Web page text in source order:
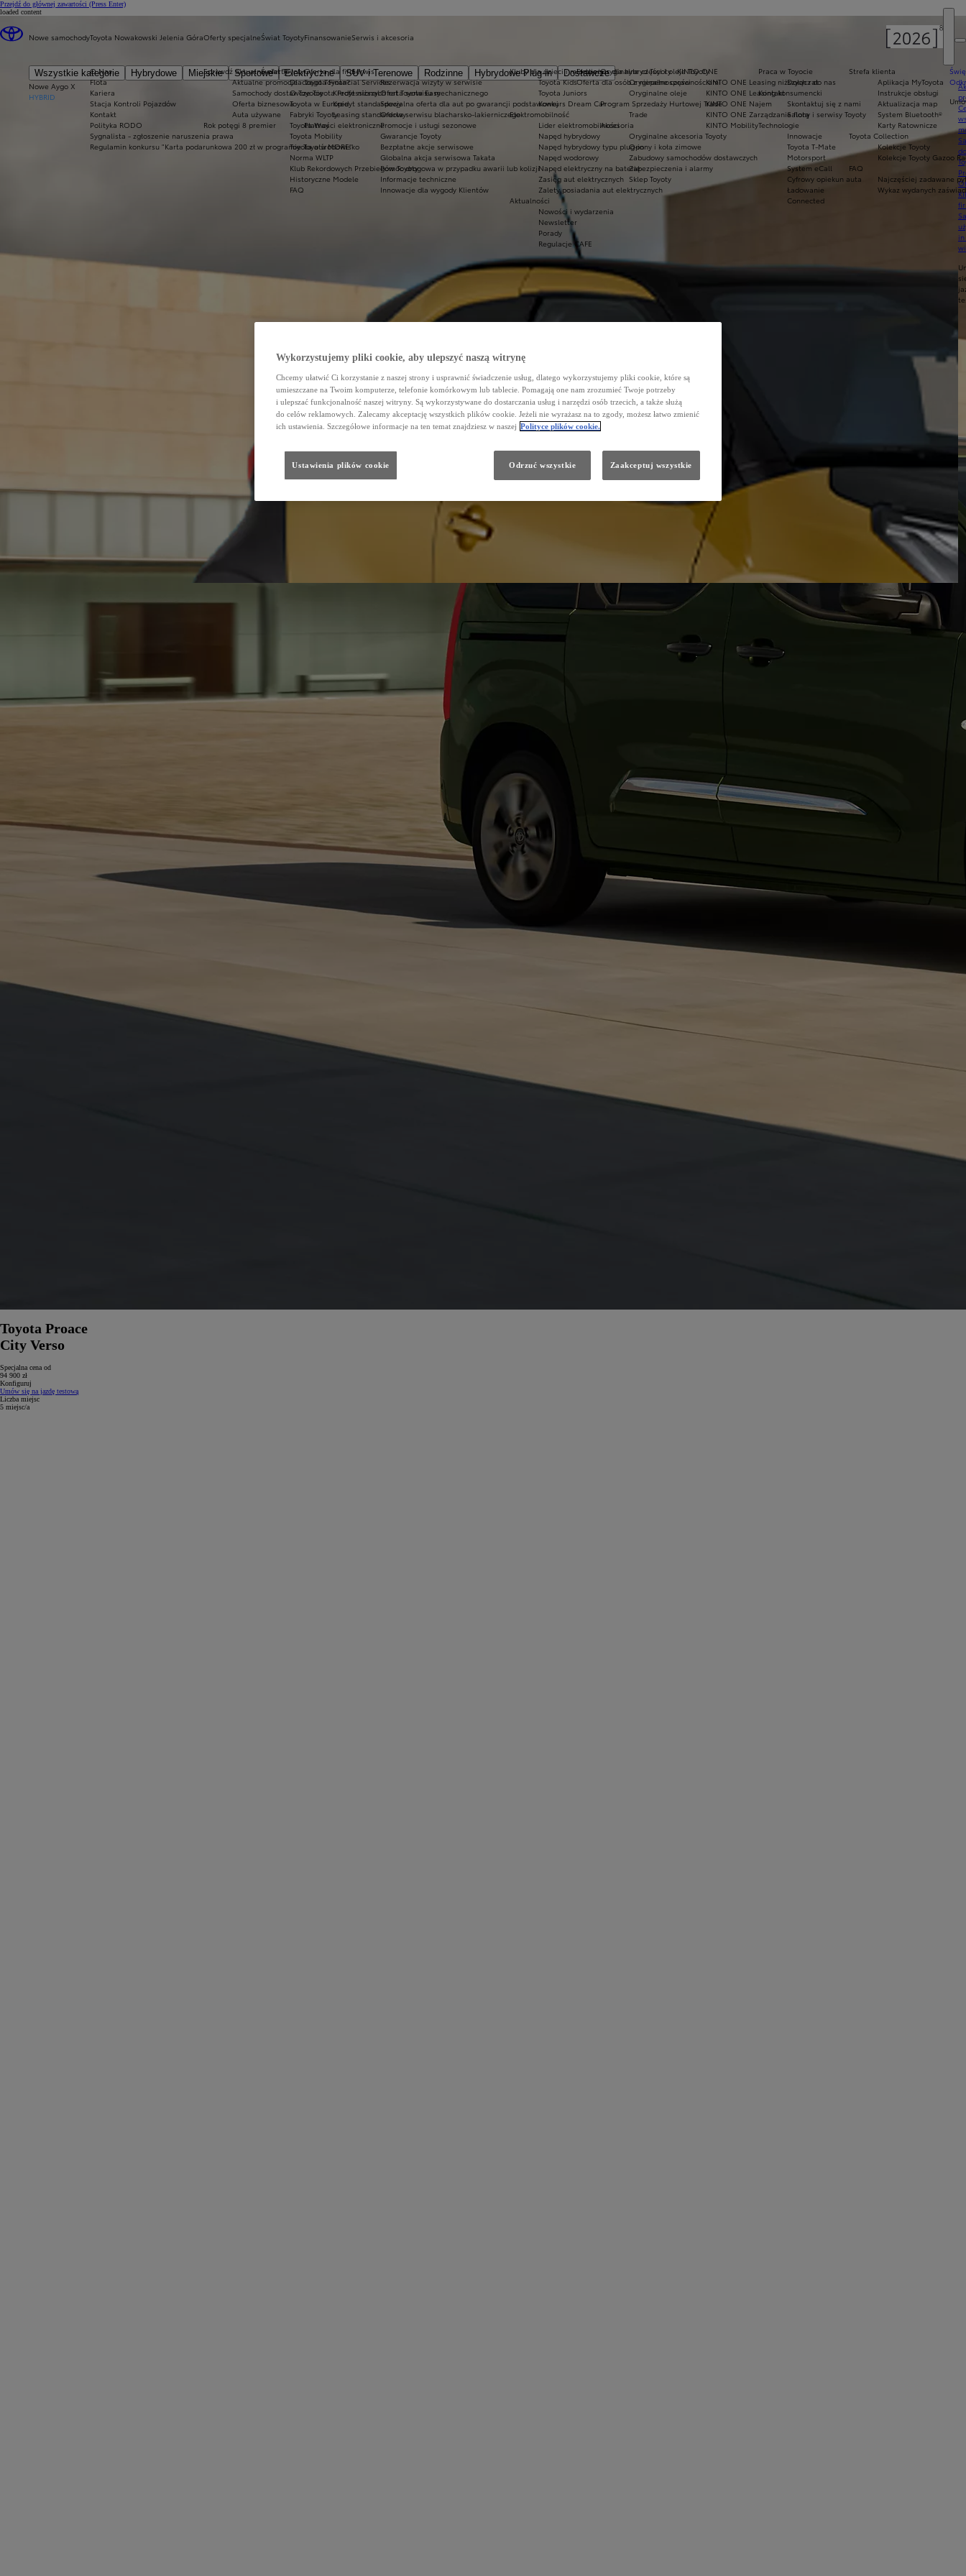
Przejdź do głównej zawartości (Press Enter)
Nowe samochody
Wszystkie kategorie Hybrydowe Miejskie Sportowe Elektryczne SUV i Terenowe Rodzinne Hybrydowe Plug-in
Dostawcze
Nowe Aygo X
HYBRID
Toyota Nowakowski Jelenia Góra
O Nas
Flota
Kariera
Stacja Kontroli Pojazdów
Kontakt
Polityka RODO
Sygnalista - zgłoszenie naruszenia prawa
Regulamin konkursu "Karta podarunkowa 200 zł w programie Toyota MORE"
Oferty specjalne
Sprawdź aktualne oferty
Aktualne promocje
Samochody dostawcze Toyota Professional
Oferta biznesowa
Auta używane
Rok potęgi 8 premier
Ekobonus dla hybryd Toyoty
Oferta dla osób z niepełnosprawnościami
Świat Toyoty
Świat Toyoty
Dlaczego Toyota?
O Toyocie
Toyota w Europie
Fabryki Toyoty
Toyota Way
Toyota Mobility
Toyota a środowisko
Norma WLTP
Klub Rekordowych Przebiegów Toyoty
Historyczne Modele
FAQ
Kluby dla dzieci i młodzieży
Toyota Kids
Toyota Juniors
Konkurs Dream Car
Elektromobilność
Lider elektromobilności
Napęd hybrydowy
Napęd hybrydowy typu plug-in
Napęd wodorowy
Napęd elektryczny na baterię
Zasięg aut elektrycznych
Zalety posiadania aut elektrycznych
Aktualności
Nowości i wydarzenia
Newsletter
Porady
Regulacje CAFE
Praca w Toyocie
Dołącz do nas
Kontakt
Skontaktuj się z nami
Salony i serwisy Toyoty
Technologie
Innowacje
Toyota T-Mate
Motorsport
System eCall
Cyfrowy opiekun auta
Ładowanie
Connected
Finansowanie
Oferta dla firm
Toyota Financial Services
Kredyt niższych rat Toyota Easy
Kredyt standardowy
Leasing standardowy
Płatności elektroniczne
KINTO ONE
KINTO ONE Leasing niższych rat
KINTO ONE Leasing konsumencki
KINTO ONE Najem
KINTO ONE Zarządzanie flotą
KINTO Mobility
Serwis i akcesoria
Serwis
Rezerwacja wizyty w serwisie
Oferta serwisu mechanicznego
Specjalna oferta dla aut po gwarancji podstawowej
Oferta serwisu blacharsko-lakierniczego
Promocje i usługi sezonowe
Gwarancje Toyoty
Bezpłatne akcje serwisowe
Globalna akcja serwisowa Takata
Pomoc drogowa w przypadku awarii lub kolizji
Informacje techniczne
Innowacje dla wygody Klientów
Oryginalne części i oleje Toyoty
Oryginalne części
Oryginalne oleje
Program Sprzedaży Hurtowej Trade
Trade
Akcesoria
Oryginalne akcesoria Toyoty
Opony i koła zimowe
Zabudowy samochodów dostawczych
Zabezpieczenia i alarmy
Sklep Toyoty
Strefa klienta
Aplikacja MyToyota
Instrukcje obsługi
Aktualizacja map
System Bluetooth®
Karty Ratownicze
Toyota Collection
Kolekcje Toyoty
Kolekcje Toyoty Gazoo
FAQ
Najczęściej zadawane
Wykaz wydanych
loaded content
Toyota Proace
City Verso
Specjalna cena od
94 900 zł
Konfiguruj
Umów się na jazdę testową
Liczba miejsc
5 miejsc/a
Wykorzystujemy pliki cookie, aby ulepszyć naszą witrynę
Chcemy ułatwić Ci korzystanie z naszej strony i usprawnić świadczenie usług, dlatego wykorzystujemy pliki cookie, które są
umieszczane na Twoim komputerze, telefonie komórkowym lub tablecie. Pomagają one nam zrozumieć Twoje potrzeby
i ulepszać funkcjonalność naszej witryny. Są wykorzystywane do dostarczania usług i narzędzi osób trzecich, a także służą
do celów reklamowych. Zalecamy akceptację wszystkich plików cookie. Jeżeli nie wyrażasz na to zgody, możesz łatwo zmienić
ich ustawienia. Szczegółowe informacje na ten temat znajdziesz w naszej Polityce plików cookie.
Ustawienia plików cookie Odrzuć wszystkie Zaakceptuj wszystkie